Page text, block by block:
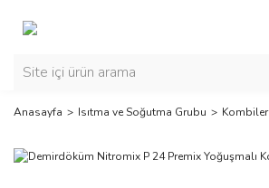
Anasayfa Isıtma ve Soğutma Grubu Kombiler